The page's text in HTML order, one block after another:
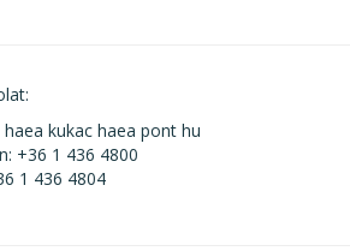
haea kukac haea pont hu
+36 1 436 4800
1 436 4804